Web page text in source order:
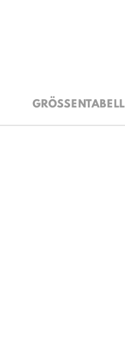
GRÖSSENTABELLE